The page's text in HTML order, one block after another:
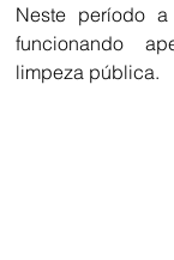
Neste período
funcionando
limpeza pública.